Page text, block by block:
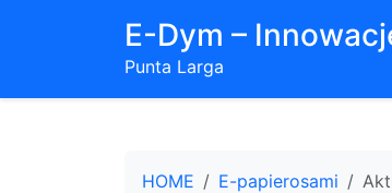
E-Dym –
Punta Larga
HOME E-papierosami